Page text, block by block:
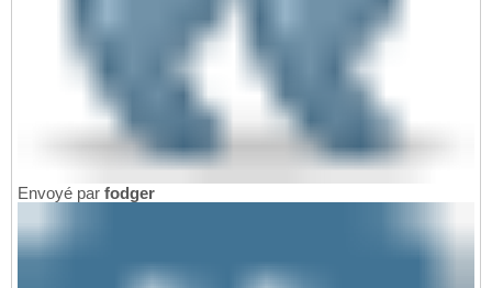
Envoyé par fodger